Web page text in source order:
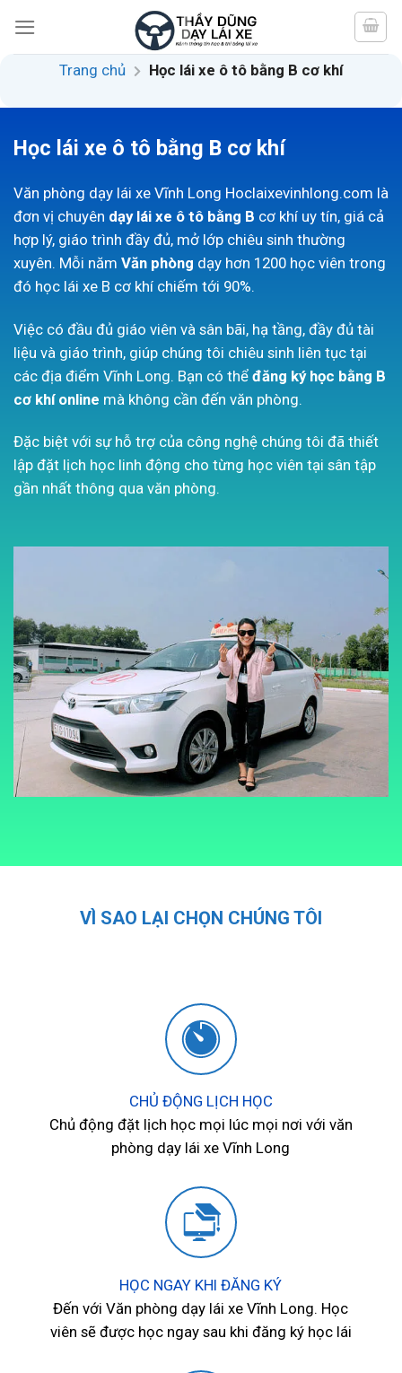
content
Trang chủ Học lái xe ô tô bằng B cơ khí
Học lái xe ô tô bằng B cơ khí
Văn phòng dạy lái xe Vĩnh Long Hoclaixevinhlong.com là
đơn vị chuyên dạy lái xe ô tô bằng B cơ khí uy tín, giá cả
hợp lý, giáo trình đầy đủ, mở lớp chiêu sinh thường
xuyên. Mỗi năm Văn phòng dạy hơn 1200 học viên trong
đó học lái xe B cơ khí chiếm tới 90%.
Việc có đầu đủ giáo viên và sân bãi, hạ tầng, đầy đủ tài
liệu và giáo trình, giúp chúng tôi chiêu sinh liên tục tại
các địa điểm Vĩnh Long. Bạn có thể đăng ký học bằng B
cơ khí online mà không cần đến văn phòng.
Đặc biệt với sự hỗ trợ của công nghệ chúng tôi đã thiết
lập đặt lịch học linh động cho từng học viên tại sân tập
gần nhất thông qua văn phòng.
VÌ SAO LẠI CHỌN CHÚNG TÔI
CHỦ ĐỘNG LỊCH HỌC
Chủ động đặt lịch học mọi lúc mọi nơi với văn
phòng dạy lái xe Vĩnh Long
HỌC NGAY KHI ĐĂNG KÝ
Đến với Văn phòng dạy lái xe Vĩnh Long. Học
viên sẽ được học ngay sau khi đăng ký học lái